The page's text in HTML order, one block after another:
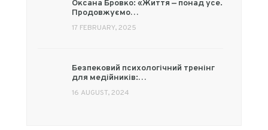
Оксана Бровко: «Життя — понад усе.
Продовжуємо…
17 FEBRUARY, 2025
Безпековий психологічний тренінг
для медійників:…
16 AUGUST, 2024